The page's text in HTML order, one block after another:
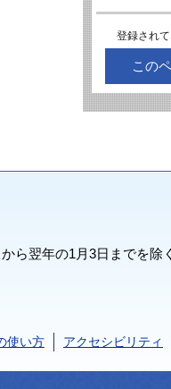
登録され
この
ら翌年の1月3日までを除
使い方 アクセシビリティ